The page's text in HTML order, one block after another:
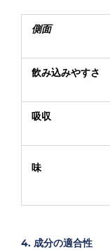
側面
飲み込みやすさ
吸収
味
4. 成分の適合性